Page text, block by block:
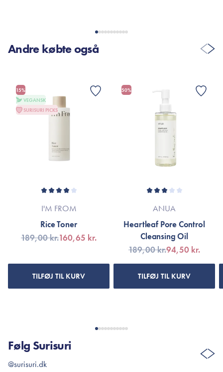
Andre købte også
15%
VEGANSK
SURISURI PICKS
I'M FROM
Rice Toner
189,00 kr.160,65 kr.
TILFØJ TIL KURV
50%
ANUA
Heartleaf Pore Control
Cleansing Oil
189,00 kr.94,50 kr.
TILFØJ TIL KURV
Følg Surisuri
@surisuri.dk